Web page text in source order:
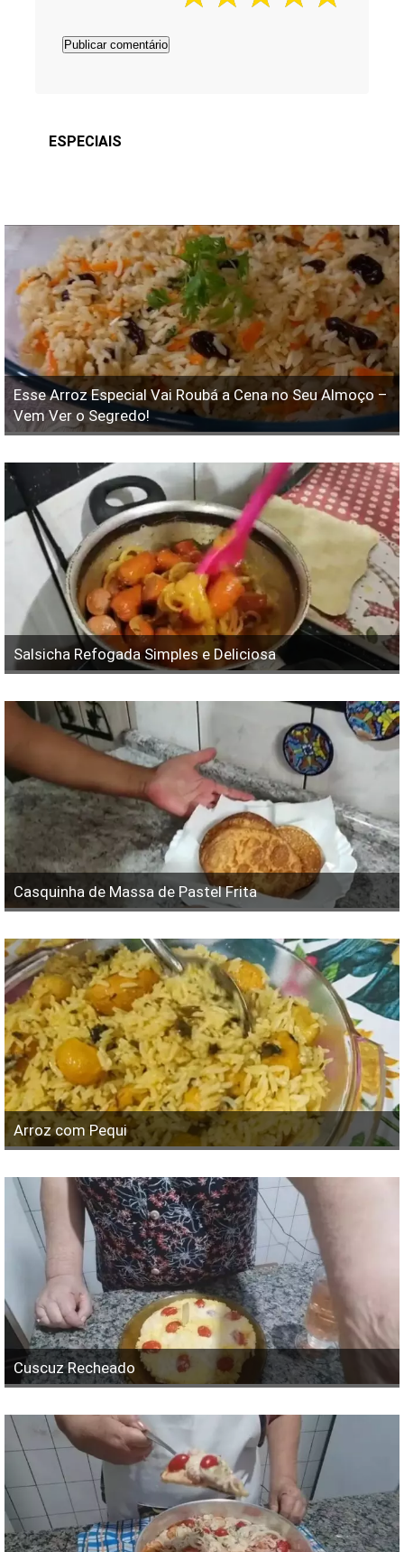
ESPECIAIS
Esse Arroz Especial Vai Roubá a Cena no Seu Almoço –
Vem Ver o Segredo!
Salsicha Refogada Simples e Deliciosa
Casquinha de Massa de Pastel Frita
Arroz com Pequi
Cuscuz Recheado